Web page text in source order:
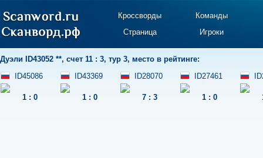
Кроссворды
Команды
Страница
Игроки
Дуэли ID43052 **, счет 11 : 3, тур 3, место в рейтинге:
ID45086
1 : 0
ID43369
1 : 0
ID28070
7 : 3
ID27461
1 : 0